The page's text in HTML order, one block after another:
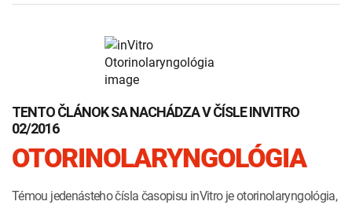
TENTO ČLÁNOK SA NACHÁDZA V ČÍSLE INVITRO
02/2016
OTORINOLARYNGOLÓGIA
Témou jedenásteho čísla časopisu inVitro je otorinolaryngológia,